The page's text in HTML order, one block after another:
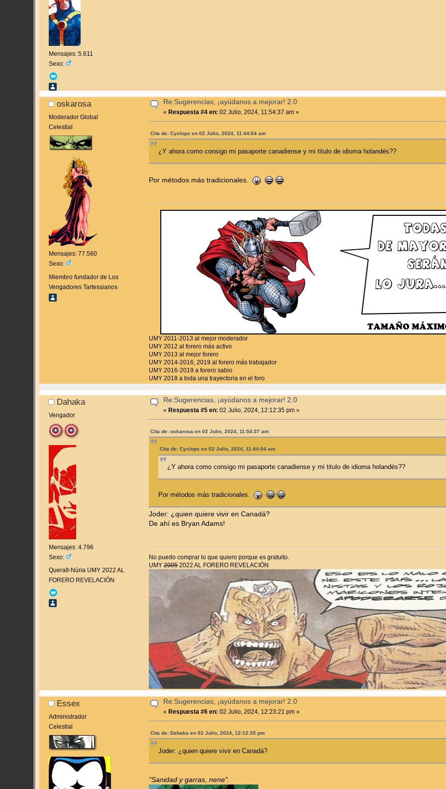
Mensajes: 5.611
Sexo:
oskarosa
Moderador Global
Celestial
Mensajes: 77.560
Sexo:
Miembro fundador de Los
Vengadores Tartessianos
Re:Sugerencias, ¡ayúdanos a mejorar! 2.0
« Respuesta #4 en: 02 Julio, 2024, 11:54:37 am »
Cita de: Cyclops en 02 Julio, 2024, 11:44:04 am
¿Y ahora como consigo mi pasaporte canadiense y mi titulo de idioma holandés??
Por métodos más tradicionales.
UMY 2011-2013 al mejor moderador
UMY 2012 al forero más activo
UMY 2013 al mejor forero
UMY 2014-2016, 2019 al forero más trabajador
UMY 2016-2019 a forero sabio
UMY 2018 a toda una trayectoria en el foro
Dahaka
Vengador
Mensajes: 4.796
Sexo:
Queralt-Núria UMY 2022 AL
FORERO REVELACIÓN
Re:Sugerencias, ¡ayúdanos a mejorar! 2.0
«Respuesta #5 en: 02 Julio, 2024, 12:12:35 pm »
Cita de: oskarosa en 02 Julio, 2024, 11:54:37 am
Cita de: Cyclops en 02 Julio, 2024, 11:44:04 am
¿Y ahora como consigo mi pasaporte canadiense y mi titulo de idioma holandés??
Por métodos más tradicionales.
Joder: ¿quien quiere vivir en Canadá?
De ahí es Bryan Adams!
No puedo comprar lo que quiero porque es gratuito.
UMY20052022 AL FORERO REVELACIÓN
Essex
Administrador
Celestial
Re:Sugerencias, ¡ayúdanos a mejorar! 2.0
« Respuesta #6 en: 02 Julio, 2024, 12:23:21 pm »
Cita de: Dahaka en 02 Julio, 2024, 12:12:35 pm
Joder: ¿quien quiere vivir en Canadá?
"Sanidad y garras, nene".